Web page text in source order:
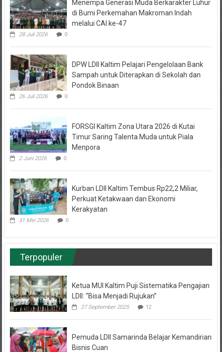
di Bumi Perkemahan Makroman Indah
melalui CAI ke-47
28 Juli 2026 0
Sampah untuk Diterapkan di Sekolah dan
Pondok Binaan
26 Juli 2026 0
Timur Saring Talenta Muda untuk Piala
Menpora
2 Juni 2026 0
Perkuat Ketakwaan dan Ekonomi
Kerakyatan
31 Mei 2026 0
Terpopuler
LDII: “Bisa Menjadi Rujukan”
27 September 2025 12
Bisnis Cuan
7 November 2022